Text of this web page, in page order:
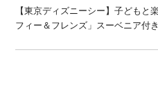
【東京ディズニーシー】子どもと
フィー＆フレンズ」スーベニア付